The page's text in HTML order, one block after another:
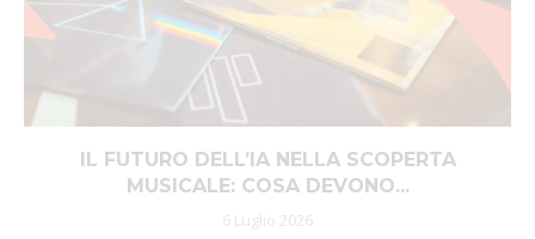
IL FUTURO DELL’IA NELLA SCOPERTA
MUSICALE: COSA DEVONO...
6 Luglio 2026